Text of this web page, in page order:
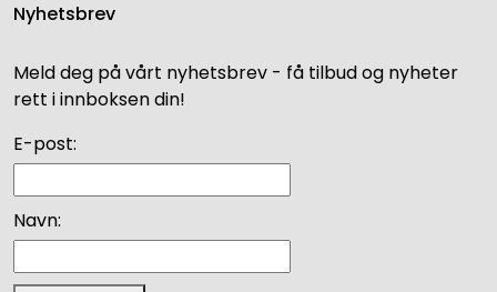
Nyhetsbrev
Meld deg på vårt nyhetsbrev - få tilbud og nyheter
rett i innboksen din!
E-post:
Navn: